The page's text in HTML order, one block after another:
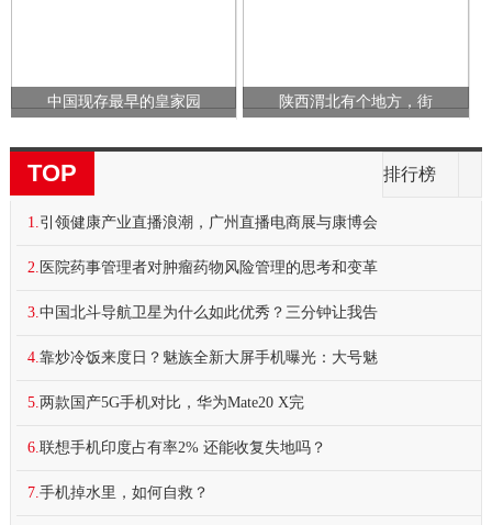
中国现存最早的皇家园 陕西渭北有个地方，街
TOP 排行榜
1. 引领健康产业直播浪潮，广州直播电商展与康博会
2. 医院药事管理者对肿瘤药物风险管理的思考和变革
3. 中国北斗导航卫星为什么如此优秀？三分钟让我告
4. 靠炒冷饭来度日？魅族全新大屏手机曝光：大号魅
5. 两款国产5G手机对比，华为Mate20 X完
6. 联想手机印度占有率2% 还能收复失地吗？
7. 手机掉水里，如何自救？